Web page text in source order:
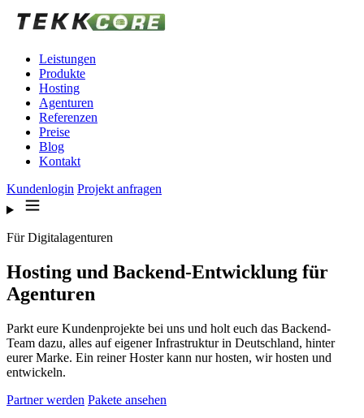
Zum Inhalt springen
Leistungen
Produkte
Hosting
Agenturen
Referenzen
Preise
Blog
Kontakt
Kundenlogin Projekt anfragen
Für Digitalagenturen
Hosting und Backend-Entwicklung für
Agenturen
Parkt eure Kundenprojekte bei uns und holt euch das Backend-
Team dazu, alles auf eigener Infrastruktur in Deutschland, hinter
eurer Marke. Ein reiner Hoster kann nur hosten, wir hosten und
entwickeln.
Partner werden Pakete ansehen